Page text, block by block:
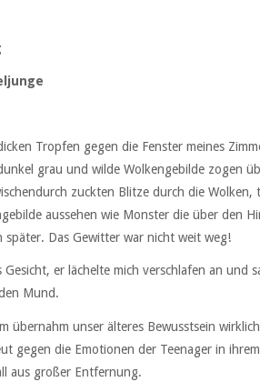
Tropfen gegen die Fenster meines
grau und wilde Wolkengebilde zogen
zuckten Blitze durch die
aussehen wie Monster die über den
später. Das Gewitter war nicht weit weg!
Gesicht, er lächelte mich verschlafen an und
Mund.
übernahm unser älteres Bewusstsein
gegen die Emotionen der Teenager in
aus großer Entfernung.